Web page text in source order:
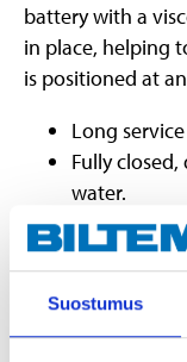
Suostumus
battery with a
in place, helping
is positioned at
Long
Fully
water.
No
When
positioned
Withstands